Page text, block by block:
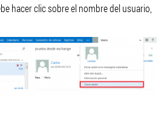
hacer clic sobre el nombre del usuario,